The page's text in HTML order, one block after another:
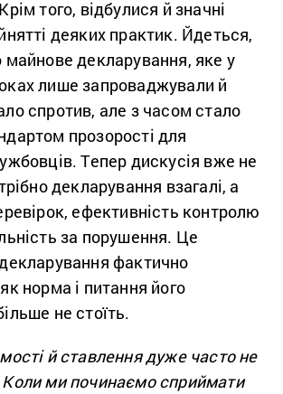
того, відбулися й значні
деяких практик. Йдеться,
декларування, яке у
лише запроваджували й
спротив, але з часом стало
прозорості для
Тепер дискусія вже не
декларування взагалі, а
ефективність контролю
за порушення. Це
фактично
норма і питання його
не стоїть.
й ставлення дуже часто не
ми починаємо сприймати